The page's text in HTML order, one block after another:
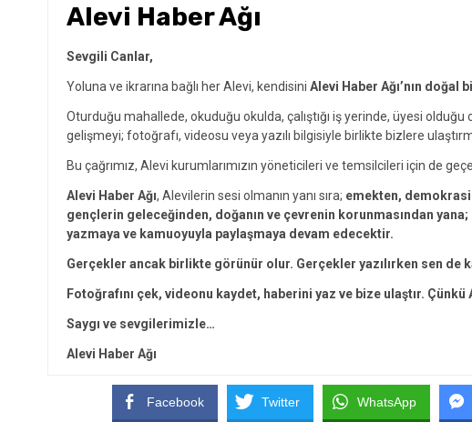
Alevi Haber Ağı
Sevgili Canlar,
Yoluna ve ikrarına bağlı her Alevi, kendisini Alevi Haber Ağı’nın doğal
Oturduğu mahallede, okuduğu okulda, çalıştığı iş yerinde, üyesi
gelişmeyi; fotoğrafı, videosu veya yazılı bilgisiyle birlikte bizlere
Bu çağrımız, Alevi kurumlarımızın yöneticileri ve temsilcileri için de
Alevi Haber Ağı, Alevilerin sesi olmanın yanı sıra; emekten,
gençlerin geleceğinden, doğanın ve çevrenin korunmasından
yazmaya ve kamuoyuyla paylaşmaya devam edecektir.
Gerçekler ancak birlikte görünür olur. Gerçekler yazılırken sen de
Fotoğrafını çek, videonu kaydet, haberini yaz ve bize ulaştır.
Saygı ve sevgilerimizle…
Alevi Haber Ağı
Facebook Twitter WhatsApp